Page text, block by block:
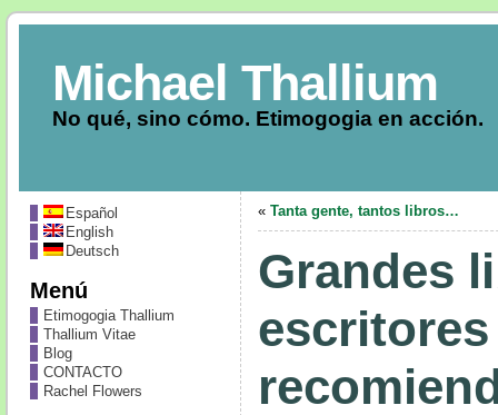
Michael Thallium
No qué, sino cómo. Etimogogia en acción.
Español
English
Deutsch
Menú
Etimogogia Thallium
Thallium Vitae
Blog
CONTACTO
Rachel Flowers
« Tanta gente, tantos libros…
Grandes